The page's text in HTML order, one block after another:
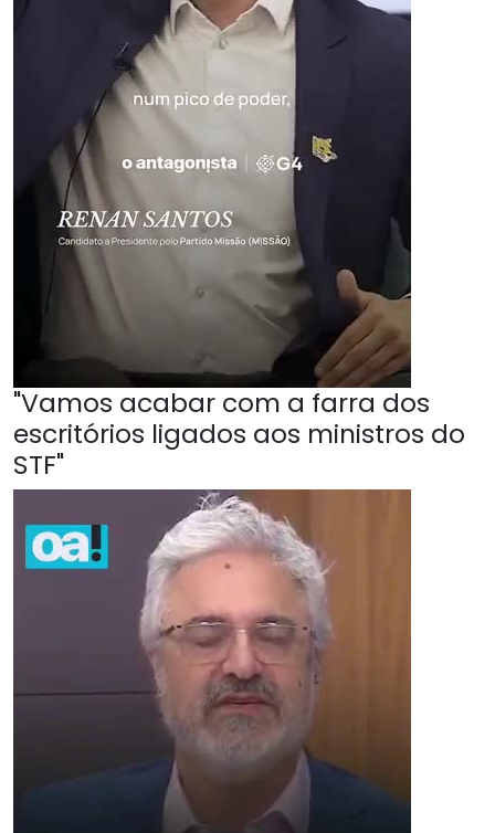
"Vamos acabar com a farra dos
escritórios ligados aos ministros do
STF"